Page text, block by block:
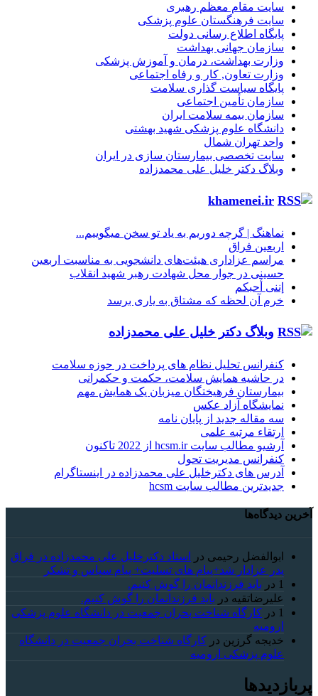
سایت مقام معظم رهبری
سایت فرهنگستان علوم پزشکی
پایگاه اطلاع رسانی دولت
سازمان جهانی بهداشت
وزارت بهداشت، درمان و آموزش پزشکی
وزارت تعاون, کار و رفاه اجتماعی
پایگاه سیاست گذاری سلامت
سازمان تأمین اجتماعی
سازمان بیمه سلامت ایران
دانشگاه علوم پزشکی شهید بهشتی
واحد تهران شمال
سایت تخصصی بیمارستان سازی در ایران
وبلاگ دکتر خلیل علی محمدزاده
khamenei.ir
نماهنگ |‌ گرچه دوریم به یاد تو سخن میگوییم...
اربعین فراق
مراسم عزاداری هیئت‌های دانشجویی به مناسبت اربعین
حسینی در جوار محل شهادت رهبر شهید انقلاب
إننی أحبکم
خرم آن لحظه که مشتاق به یاری برسد
وبلاگ دکتر خلیل علی محمدزاده
کنفرانس تحلیل نظام های پرداخت در حوزه سلامت
در حاشیه همایش سلامت، حکمت و حکمرانی
بیمارستان فرهیختگان میزبان یک همایش مهم
نمایشگاه آزاد عکس
سه مقاله جدید از پایان نامه
ارتقاء مرتبه علمی
آرشیو مطالب سایت hcsm.ir از 2022 تاکنون
کنفرانس مدیریت تحول
آدرس های دکترخلیل علی محمدزاده در اینستاگرام
جدیدترین مطالب سایت hcsm
آخرین دیدگاه‌ها
ابوالفضل رحیمی در
استاد دکترخلیل علی محمدزاده در فراق
پدر عزادار شد+پیام های تسلیت+ پیام سپاس و تشکر
1 در باید فرزندانمان را گوش کنیم.
علیرضاتقیه در باید فرزندانمان را گوش کنیم.
1 در کارگاه شناخت بحران جمعیت در دانشگاه علوم پزشکی
ارومیه
خديجه گرزین در کارگاه شناخت بحران جمعیت در دانشگاه
علوم پزشکی ارومیه
پربازدیدها